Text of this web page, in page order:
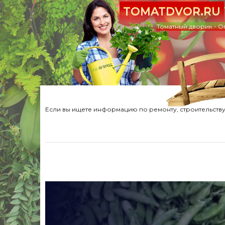
TOMATDVOR.RU
Томатный дворик -
Если вы ищете информацию по ремонту,